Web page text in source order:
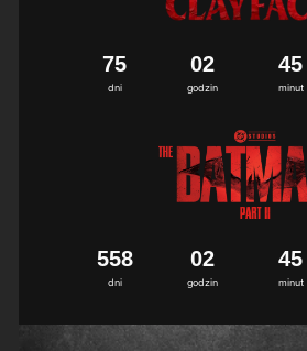
dni
75
godzin
02
minut
45
dni
558
godzin
02
minut
45